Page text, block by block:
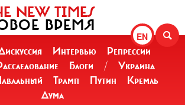
EN
NEW TIMES
ВРЕМЯ
Интервью
Репрессии
Блоги /
Украина
Трамп Путин
Кремль
Дума